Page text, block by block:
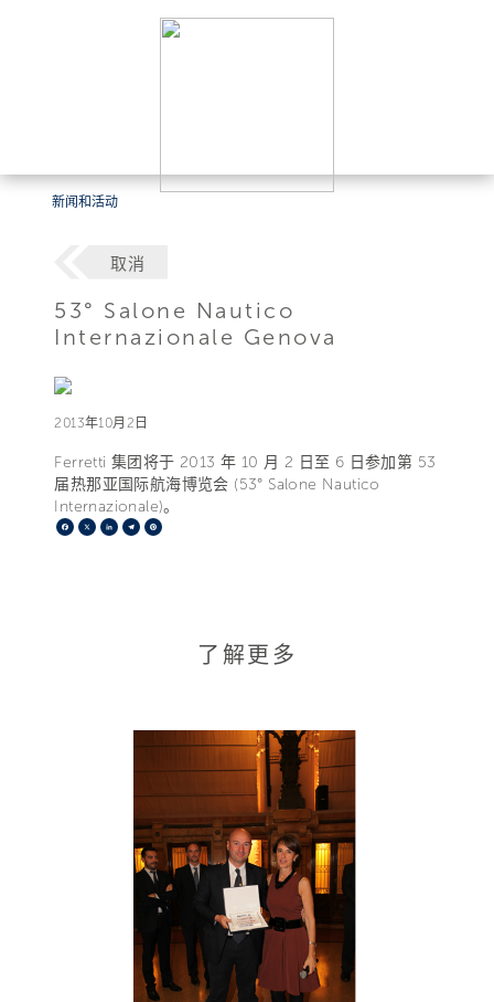
新闻和活动
取消
53° Salone Nautico
Internazionale Genova
2013年10月2日
Ferretti 集团将于 2013 年 10 月 2 日至 6 日参加第 53
届热那亚国际航海博览会 (53° Salone Nautico
Internazionale)。
Facebook
X LinkedIn
Telegram
了解更多